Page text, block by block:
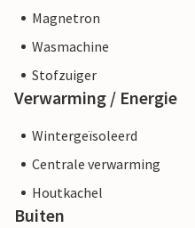
Magnetron
Wasmachine
Stofzuiger
Verwarming / Energie
Wintergeïsoleerd
Centrale verwarming
Houtkachel
Buiten